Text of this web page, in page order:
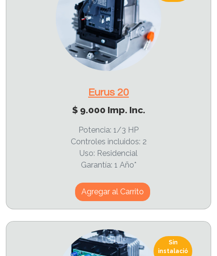
Eurus 20
$ 9.000 Imp. Inc.
Potencia: 1/3 HP
Controles incluidos: 2
Uso: Residencial
Garantía: 1 Año*
Agregar al Carrito
Sin
instalació